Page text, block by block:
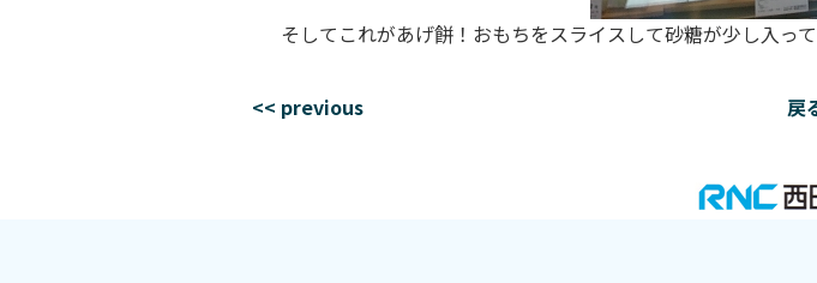
そしてこれがあげ餅！おもちをスライスして砂糖が少し入
<< previous 戻